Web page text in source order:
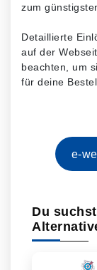
zum
Detaillierte
auf der
beachten, um
für deine
e-
Du